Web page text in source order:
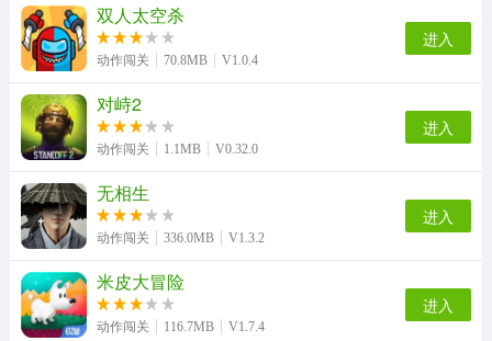
双人太空杀
动作闯关 70.8MB V1.0.4
进入
对峙2
动作闯关 1.1MB V0.32.0
进入
无相生
动作闯关 336.0MB V1.3.2
进入
米皮大冒险
动作闯关 116.7MB V1.7.4
进入